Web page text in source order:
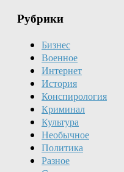
Рубрики
Бизнес
Военное
Интернет
История
Конспирология
Криминал
Культура
Необычное
Политика
Разное